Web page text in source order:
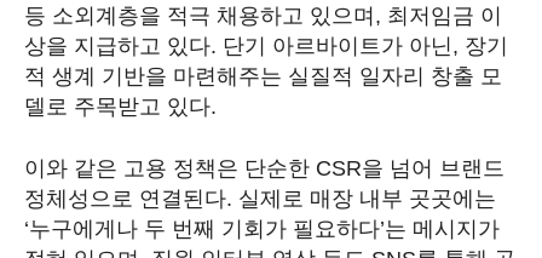
등 소외계층을 적극 채용하고 있으며, 최저임금 이
상을 지급하고 있다. 단기 아르바이트가 아닌, 장기
적 생계 기반을 마련해주는 실질적 일자리 창출 모
델로 주목받고 있다.
이와 같은 고용 정책은 단순한 CSR을 넘어 브랜드
정체성으로 연결된다. 실제로 매장 내부 곳곳에는
‘누구에게나 두 번째 기회가 필요하다’는 메시지가